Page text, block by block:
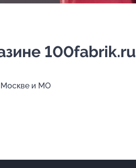
100fabrik.ru
Москве и МО